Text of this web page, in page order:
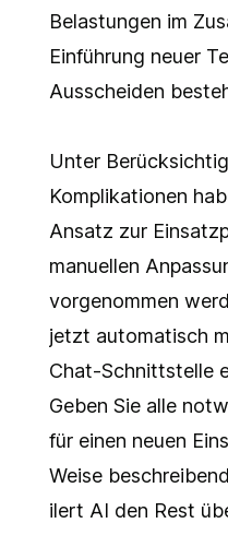
Belastungen im
Einführung neuer
Ausscheiden
Unter
Komplikationen
Ansatz zur
manuellen
vorgenommen
jetzt automatisch
Chat-Schnittstelle
Geben Sie alle
für einen neuen
Weise
ilert AI den Rest